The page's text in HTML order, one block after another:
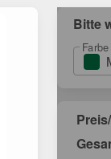
Bitte
Farbe